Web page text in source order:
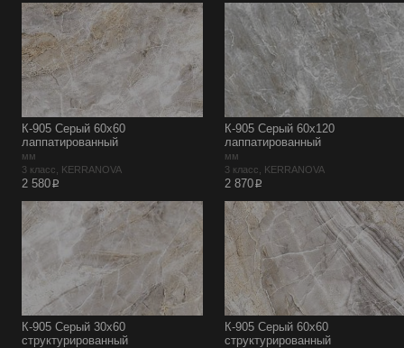
К-905 Серый 60х60
лаппатированный
мм
3 класс, KERRANOVA
2 580p
К-905 Серый 60х120
лаппатированный
мм
3 класс, KERRANOVA
2 870p
К-905 Серый 30х60
структурированный
К-905 Серый 60х60
структурированный